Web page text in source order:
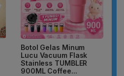
Botol Gelas Minum
Lucu Vacuum Flask
Stainless TUMBLER
900ML Coffee...